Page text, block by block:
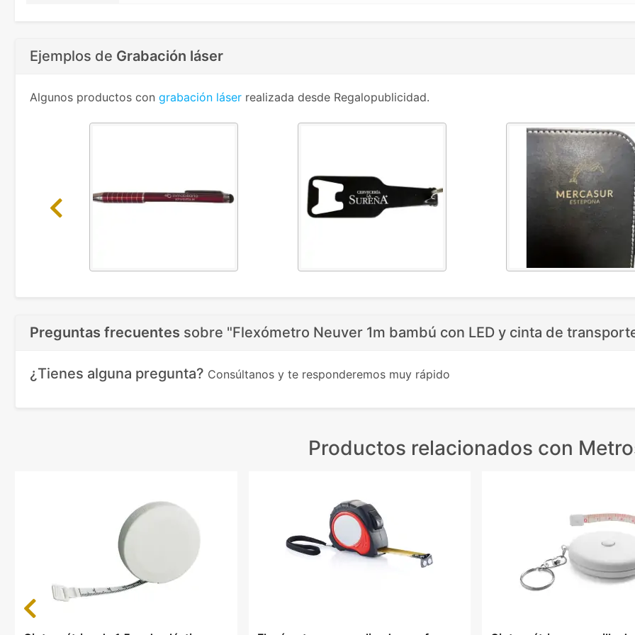
Ejemplos de Grabación láser
Algunos productos con grabación láser realizada desde Regalopublicidad.
Previous
Preguntas frecuentes sobre "Flexómetro Neuver 1m bambú con LED y cinta de
¿Tienes alguna pregunta? Consúltanos y te responderemos muy rápido
Productos relacionados con
Previous